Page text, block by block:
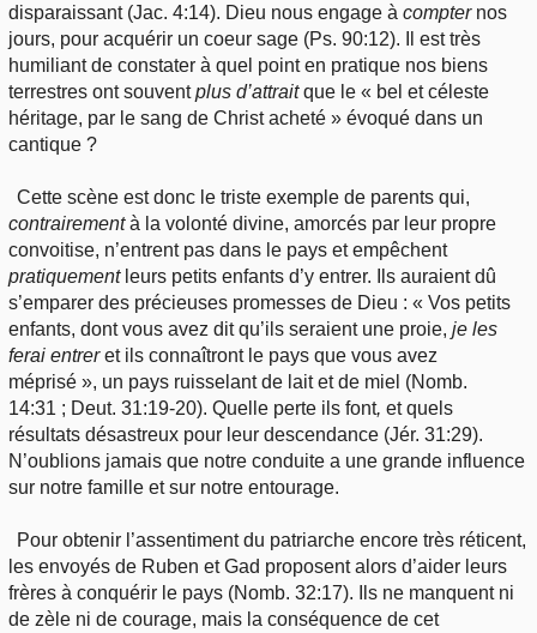
disparaissant (Jac. 4:14). Dieu nous engage à compter nos
jours, pour acquérir un coeur sage (Ps. 90:12). Il est très
humiliant de constater à quel point en pratique nos biens
terrestres ont souventplus d’attraitque le « bel et céleste
héritage, par le sang de Christ acheté » évoqué dans un
cantique ?
Cette scène est donc le triste exemple de parents qui,
contrairementà la volonté divine, amorcés par leur propre
convoitise, n’entrent pas dans le pays et empêchent
pratiquementleurs petits enfants d’y entrer. Ils auraient dû
s’emparer des précieuses promesses de Dieu : « Vos petits
enfants, dont vous avez dit qu’ils seraient une proie, je les
ferai entreret ils connaîtront le pays que vous avez
méprisé », un pays ruisselant de lait et de miel (Nomb.
14:31 ; Deut. 31:19-20). Quelle perte ils font, et quels
résultats désastreux pour leur descendance (Jér. 31:29).
N’oublions jamais que notre conduite a une grande influence
sur notre famille et sur notre entourage.
Pour obtenir l’assentiment du patriarche encore très réticent,
les envoyés de Ruben et Gad proposent alors d’aider leurs
frères à conquérir le pays (Nomb. 32:17). Ils ne manquent ni
de zèle ni de courage, mais la conséquence de cet